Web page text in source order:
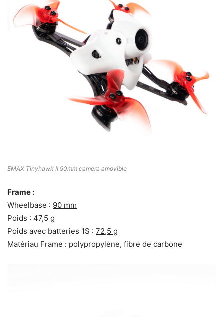
EMAX Tinyhawk II 90mm camera amovible
Frame :
Wheelbase : 90 mm
Poids : 47,5 g
Poids avec batteries 1S : 72,5 g
Matériau Frame : polypropylène, fibre de carbone